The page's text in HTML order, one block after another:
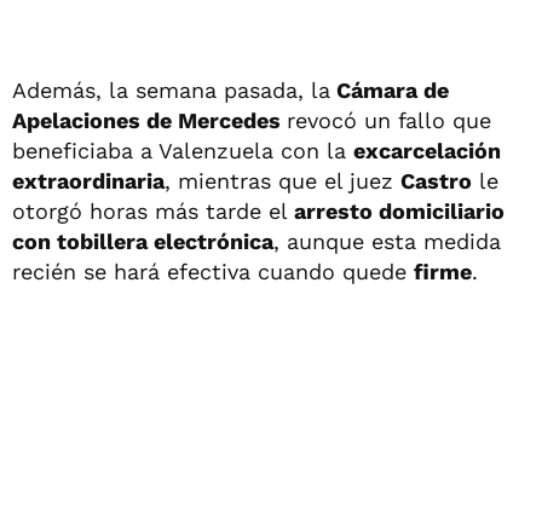
Además, la semana pasada, la Cámara de
Apelaciones de Mercedes revocó un fallo que
beneficiaba a Valenzuela con la excarcelación
extraordinaria, mientras que el juez Castro le
otorgó horas más tarde el arresto domiciliario
con tobillera electrónica, aunque esta medida
recién se hará efectiva cuando quede firme.